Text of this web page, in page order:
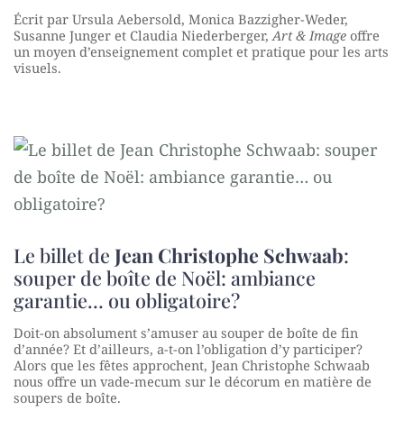
Écrit par Ursula Aebersold, Monica Bazzigher-Weder,
Susanne Junger et Claudia Niederberger,Art & Image offre
un moyen d’enseignement complet et pratique pour les arts
visuels.
Le billet de Jean Christophe Schwaab:
souper de boîte de Noël: ambiance
garantie… ou obligatoire?
Doit-on absolument s’amuser au souper de boîte de fin
d’année? Et d’ailleurs, a-t-on l’obligation d’y participer?
Alors que les fêtes approchent, Jean Christophe Schwaab
nous offre un vade-mecum sur le décorum en matière de
soupers de boîte.